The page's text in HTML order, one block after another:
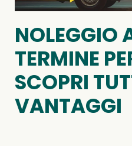
NOLEGGIO
TERMINE
SCOPRI
VANTAGGI